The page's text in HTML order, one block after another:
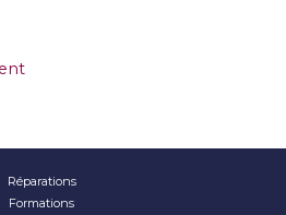
Réparations
Formations